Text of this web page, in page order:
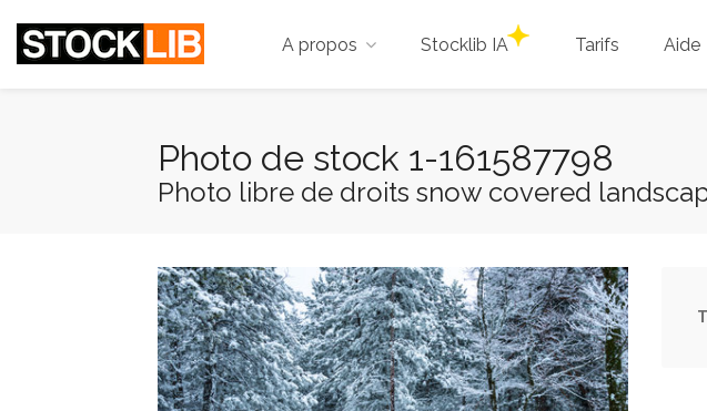
A propos Stocklib IA Tarifs Aide
Photo de stock 1-161587798
Photo libre de droits snow covered